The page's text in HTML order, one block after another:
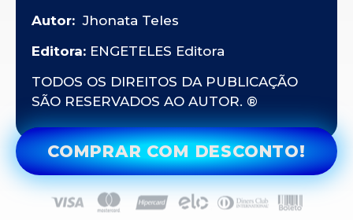
Autor: Jhonata Teles
Editora: ENGETELES Editora
TODOS OS DIREITOS DA PUBLICAÇÃO
SÃO RESERVADOS AO AUTOR. ®
COMPRAR COM DESCONTO!